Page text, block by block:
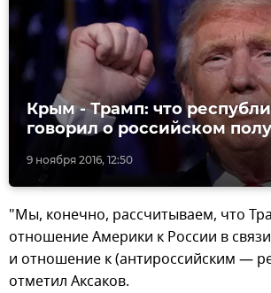
9 ноября 2016, 12:50
Крым - Трамп: что
говорил о российском
"Мы, конечно, рассчитываем, что
отношение Америки к России в
и отношение к (антироссийским —
отметил Аксаков.